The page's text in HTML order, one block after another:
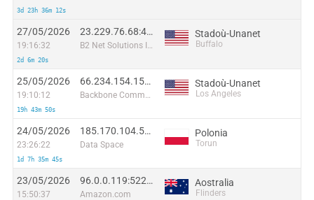
3d 23h 36m 12s
27/05/2026
19:16:32
2d 6m 20s
23.229.76.68:47682
B2 Net Solutions Inc.
Stadoù-Unanet
Buffalo
25/05/2026
19:10:12
19h 43m 50s
66.234.154.159:38200
Backbone Communications
Stadoù-Unanet
Los Angeles
24/05/2026
23:26:22
1d 7h 35m 45s
185.170.104.53:65104
Data Space
Polonia
Torun
23/05/2026
15:50:37
96.0.0.119:52288
Amazon.com
Aostralia
Flinders